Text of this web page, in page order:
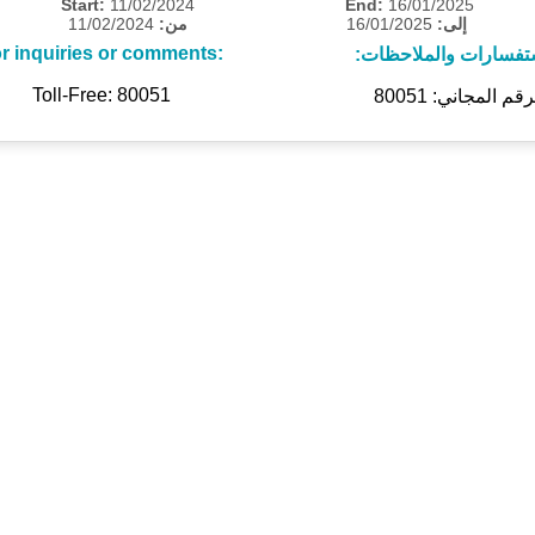
Start: 11/02/2024 End: 16/01/2025
من:
إلى:
inquiries or comments:
والملاحظات:
Toll-Free: 80051
المجاني: 80051